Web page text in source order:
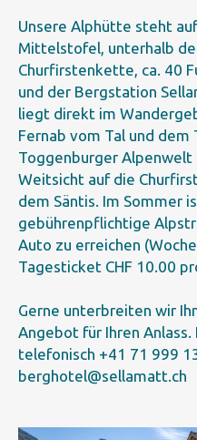
Unsere Alphütte steht
Mittelstofel, unterhalb
Churfirstenkette, ca. 40
und der Bergstation
liegt direkt im
Fernab vom Tal und
Toggenburger
Weitsicht auf die
dem Säntis. Im Sommer
gebührenpflichtige
Auto zu erreichen
Tagesticket CHF 10.00
Gerne unterbreiten wir
Angebot für Ihren
telefonisch +41 71 999